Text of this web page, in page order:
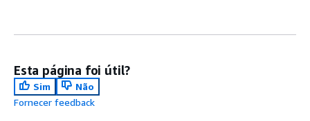
Esta página foi útil?
Sim
Não
Fornecer feedback